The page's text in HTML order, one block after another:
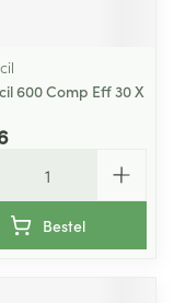
600 Comp Eff 30 X
Bestel